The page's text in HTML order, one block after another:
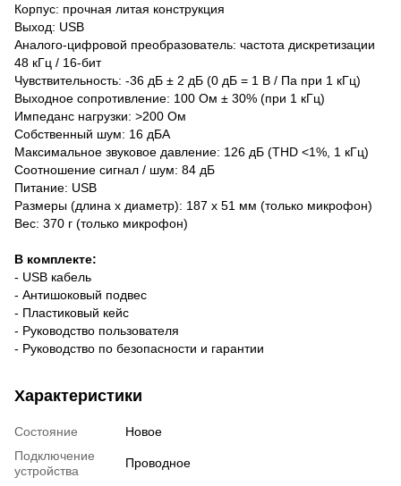
Корпус: прочная литая конструкция
Выход: USB
Аналого-цифровой преобразователь: частота дискретизации
48 кГц / 16-бит
Чувствительность: -36 дБ ± 2 дБ (0 дБ = 1 В / Па при 1 кГц)
Выходное сопротивление: 100 Ом ± 30% (при 1 кГц)
Импеданс нагрузки: >200 Ом
Собственный шум: 16 дБА
Максимальное звуковое давление: 126 дБ (THD <1%, 1 кГц)
Соотношение сигнал / шум: 84 дБ
Питание: USB
Размеры (длина х диаметр): 187 х 51 мм (только микрофон)
Вес: 370 г (только микрофон)
В комплекте:
- USB кабель
- Антишоковый подвес
- Пластиковый кейс
- Руководство пользователя
- Руководство по безопасности и гарантии
Характеристики
Состояние
Новое
Подключение
устройства
Проводное